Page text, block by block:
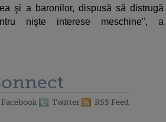
şi a baronilor, dispusă să distrugă
nişte interese meschine", a
Facebook Twitter RSS Feed